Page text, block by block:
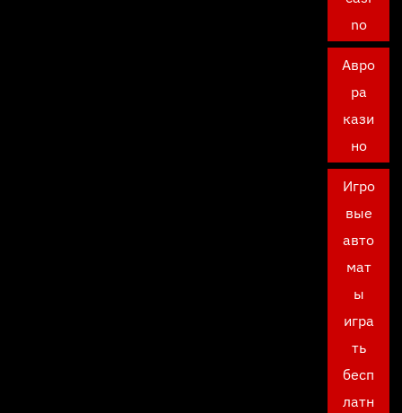
no
Авро
ра
кази
но
Игро
вые
авто
мат
ы
игра
ть
бесп
латн